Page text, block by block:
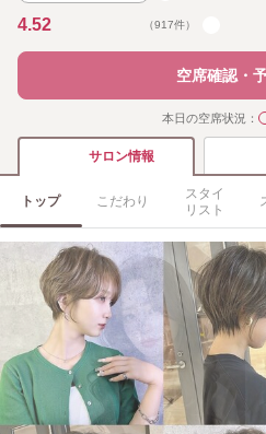
4.52 （917件）
空席確認・
本日の空席状況：
サロン情報
トップ こだわり
スタイ
リスト